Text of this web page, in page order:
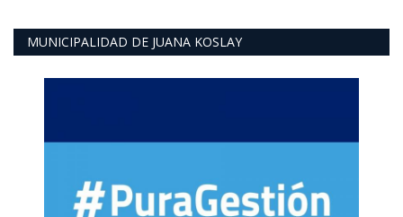
MUNICIPALIDAD DE JUANA KOSLAY